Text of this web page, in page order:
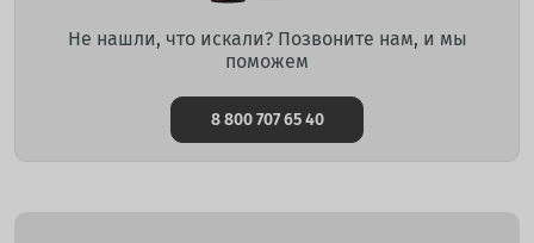
Не нашли, что искали? Позвоните нам, и мы
поможем
8 800 707 65 40